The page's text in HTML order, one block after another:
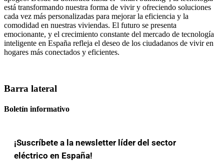
está transformando nuestra forma de vivir y ofreciendo soluciones
cada vez más personalizadas para mejorar la eficiencia y la
comodidad en nuestras viviendas. El futuro se presenta
emocionante, y el crecimiento constante del mercado de tecnología
inteligente en España refleja el deseo de los ciudadanos de vivir en
hogares más conectados y eficientes.
Barra lateral
Boletín informativo
¡Suscríbete a la newsletter líder del sector
eléctrico en España!